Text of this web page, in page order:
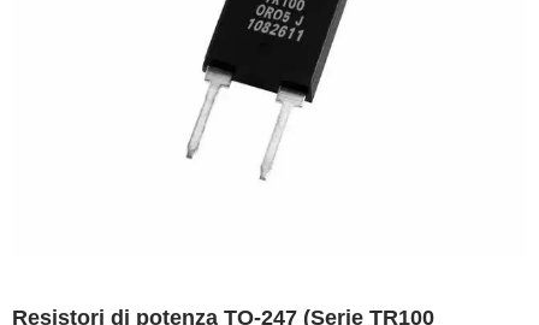
Resistori di potenza TO-247 (Serie TR100